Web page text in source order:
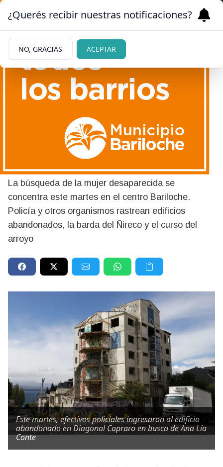
Buscan a Ana Lía Conte en
edificios abandonados y en
la barda del Ñireco
La búsqueda de la mujer desaparecida se
concentra este martes en el centro Bariloche.
Policía y otros organismos rastrean edificios
abandonados, la barda del Ñireco y el curso del
arroyo
Este martes, efectivos policiales ingresaron al edificio
abandonado en Diagonal Capraro en busca de Ana Lía
Conte
¿Querés recibir nuestras notificaciones?
NO, GRACIAS ACEPTAR